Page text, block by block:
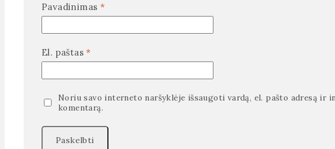
Pavadinimas *
El. paštas*
Noriu savo interneto naršyklėje išsaugoti vardą, el. pašto adresą
komentarą.